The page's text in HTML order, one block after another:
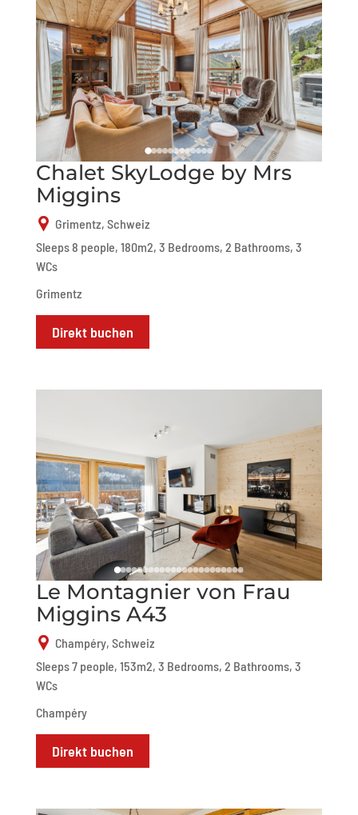
Chalet SkyLodge by Mrs
Miggins
Grimentz, Schweiz
Sleeps 8 people, 180m2, 3 Bedrooms, 2 Bathrooms, 3
WCs
Grimentz
Direkt buchen
Le Montagnier von Frau
Miggins A43
Champéry, Schweiz
Sleeps 7 people, 153m2, 3 Bedrooms, 2 Bathrooms, 3
WCs
Champéry
Direkt buchen